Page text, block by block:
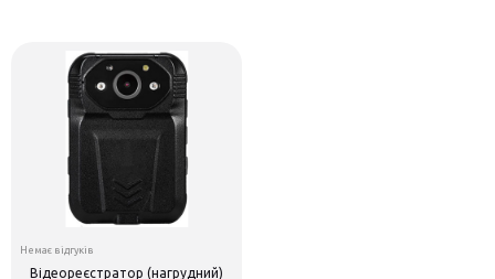
Відеореєстратор (нагрудний)
Немає відгуків